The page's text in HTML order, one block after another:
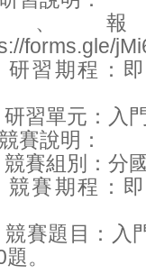
、
forms.gle/
研習期程：
研習單元：入
賽說明：
競賽組別：分
競賽期程：
競賽題目：入
。